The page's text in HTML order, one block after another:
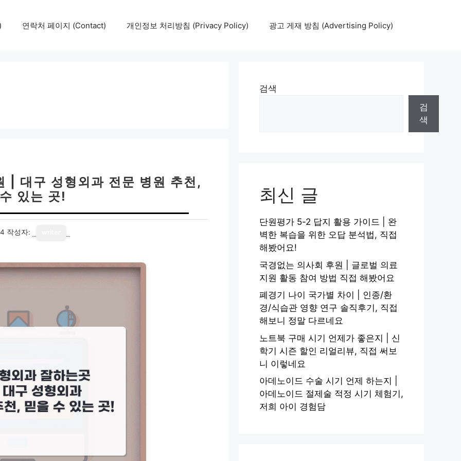
연락처 페이지 (Contact) 개인정보 처리방침 (Privacy Policy) 광고 게재 방침 (Advertising Policy)
| 대구 성형외과 전문 병원 추천,
있는 곳!
작성자:
검색
검
색
최신 글
단원평가 5-2 답지 활용 가이드 | 완
벽한 복습을 위한 오답 분석법, 직접
해봤어요!
국경없는 의사회 후원 | 글로벌 의료
지원 활동 참여 방법 직접 해봤어요
폐경기 나이 국가별 차이 | 인종/환
경/식습관 영향 연구 솔직후기, 직접
해보니 정말 다르네요
노트북 구매 시기 언제가 좋은지 | 신
학기 시즌 할인 리얼리뷰, 직접 써보
니 이렇네요
아데노이드 수술 시기 언제 하는지 |
아데노이드 절제술 적정 시기 체험기,
저희 아이 경험담